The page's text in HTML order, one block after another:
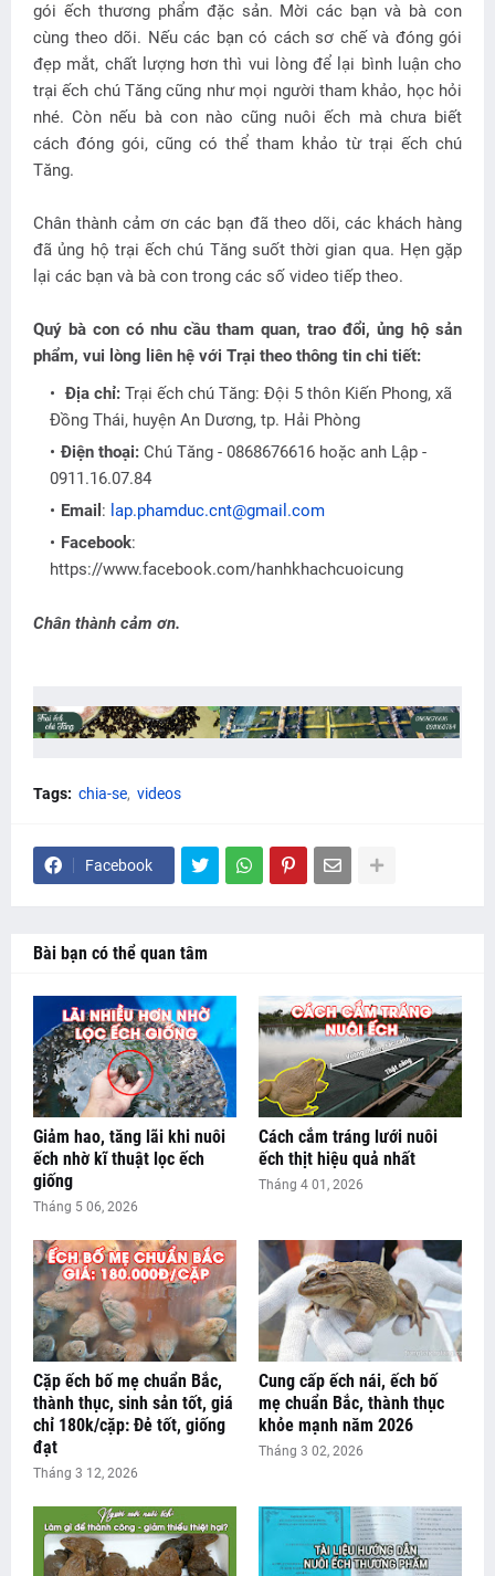
gói ếch thương phẩm đặc sản. Mời các bạn và bà con
cùng theo dõi. Nếu các bạn có cách sơ chế và đóng gói
đẹp mắt, chất lượng hơn thì vui lòng để lại bình luận cho
trại ếch chú Tăng cũng như mọi người tham khảo, học hỏi
nhé. Còn nếu bà con nào cũng nuôi ếch mà chưa biết
cách đóng gói, cũng có thể tham khảo từ trại ếch chú
Tăng.
Chân thành cảm ơn các bạn đã theo dõi, các khách hàng
đã ủng hộ trại ếch chú Tăng suốt thời gian qua. Hẹn gặp
lại các bạn và bà con trong các số video tiếp theo.
Quý bà con có nhu cầu tham quan, trao đổi, ủng hộ sản
phẩm, vui lòng liên hệ với Trại theo thông tin chi tiết:
Địa chỉ: Trại ếch chú Tăng: Đội 5 thôn Kiến Phong, xã
Đồng Thái, huyện An Dương, tp. Hải Phòng
Điện thoại: Chú Tăng - 0868676616 hoặc anh Lập -
0911.16.07.84
Email : lap.phamduc.cnt@gmail.com
Facebook:
https://www.facebook.com/hanhkhachcuoicung
Chân thành cảm ơn.
Tags: chia-se videos
Facebook
Bài bạn có thể quan tâm
Giảm hao, tăng lãi khi nuôi
ếch nhờ kĩ thuật lọc ếch
giống
Tháng 5 06, 2026
Cách cắm tráng lưới nuôi
ếch thịt hiệu quả nhất
Tháng 4 01, 2026
Cặp ếch bố mẹ chuẩn Bắc,
thành thục, sinh sản tốt, giá
chỉ 180k/cặp: Đẻ tốt, giống
đạt
Tháng 3 12, 2026
Cung cấp ếch nái, ếch bố
mẹ chuẩn Bắc, thành thục
khỏe mạnh năm 2026
Tháng 3 02, 2026